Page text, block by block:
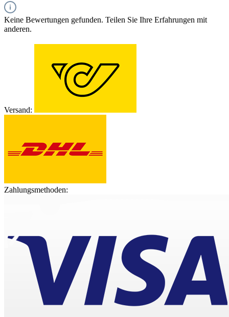
Keine Bewertungen gefunden. Teilen Sie Ihre Erfahrungen mit
anderen.
Versand:
Zahlungsmethoden: